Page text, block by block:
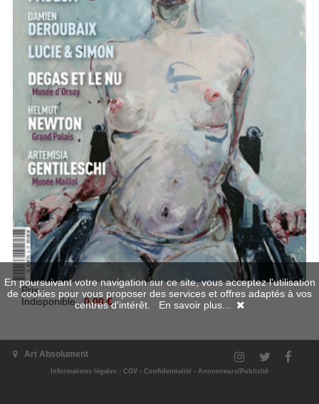
Prix :
Indisponible
0.00 €
Disponible en numérique
Art Absolument
Informations légales - CGV - Confidentialité - Annonceurs/Publicité
En poursuivant votre navigation sur ce site, vous acceptez l'utilisation
de cookies pour vous proposer des services et offres adaptés à vos
centres d'intérêt. En savoir plus...